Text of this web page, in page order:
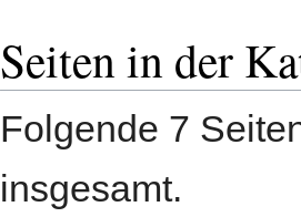
Seiten in der
Folgende 7
insgesamt.